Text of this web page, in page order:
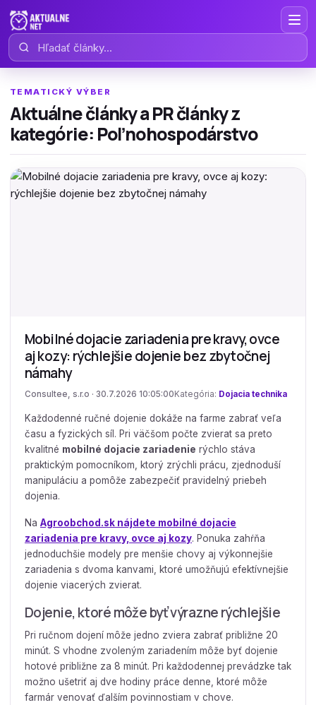
Hľadať články
TEMATICKÝ VÝBER
Aktuálne články a PR články z
kategórie: Poľnohospodárstvo
Mobilné dojacie zariadenia pre kravy, ovce
aj kozy: rýchlejšie dojenie bez zbytočnej
námahy
Consultee, s.r.o · 30.7.2026 10:05:00 Kategória: Dojacia technika
Každodenné ručné dojenie dokáže na farme zabrať veľa
času a fyzických síl. Pri väčšom počte zvierat sa preto
kvalitné mobilné dojacie zariadenie rýchlo stáva
praktickým pomocníkom, ktorý zrýchli prácu, zjednoduší
manipuláciu a pomôže zabezpečiť pravidelný priebeh
dojenia.
Na Agroobchod.sk nájdete mobilné dojacie
zariadenia pre kravy, ovce aj kozy. Ponuka zahŕňa
jednoduchšie modely pre menšie chovy aj výkonnejšie
zariadenia s dvoma kanvami, ktoré umožňujú efektívnejšie
dojenie viacerých zvierat.
Dojenie, ktoré môže byť výrazne rýchlejšie
Pri ručnom dojení môže jedno zviera zabrať približne 20
minút. S vhodne zvoleným zariadením môže byť dojenie
hotové približne za 8 minút. Pri každodennej prevádzke tak
možno ušetriť aj dve hodiny práce denne, ktoré môže
farmár venovať ďalším povinnostiam v chove.